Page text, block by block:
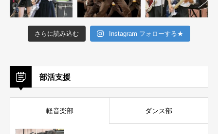
さらに読み込む Instagram フォローする★
部活支援
軽音楽部 ダンス部